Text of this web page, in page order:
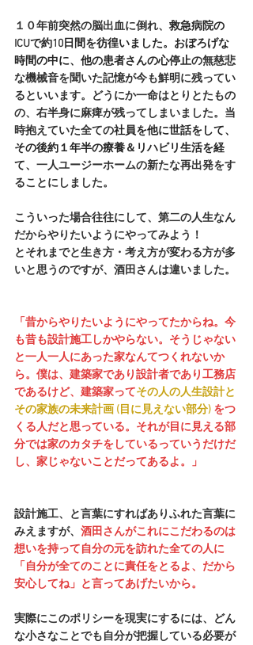
１０年前突然の脳出血に倒れ、救急病院の
ICUで約10日間を彷徨いました。おぼろげな
時間の中に、他の患者さんの心停止の無慈悲
な機械音を聞いた記憶が今も鮮明に残ってい
るといいます。どうにか一命はとりとたもの
の、右半身に麻痺が残ってしまいました。当
時抱えていた全ての社員を他に世話をして、
その後約１年半の療養＆リハビリ生活を経
て、 一人ユージーホームの新たな再出発をす
ることにしました。
こういった場合往往にして、第二の人生なん
だからやりたいようにやってみよう！
とそれまでと生き方・考え方が変わる方が多
いと思うのですが、酒田さんは違いました。
「昔からやりたいようにやってたからね。今
も昔も設計施工しかやらない。そうじゃない
と一人一人にあった家なんてつくれないか
ら。僕は、建築家であり設計者であり工務店
であるけど、建築家ってその人の人生設計と
その家族の未来計画 (目に見えない部分) をつ
くる人だと思っている。それが目に見える部
分では家のカタチをしているっていうだけだ
し、家じゃないことだってあるよ。」
設計施工、と言葉にすればありふれた言葉に
みえますが、 酒田さんがこれにこだわるのは
想いを持って自分の元を訪れた全ての人に
「自分が全てのことに責任をとるよ、だから
安心してね」と言ってあげたいから。
実際にこのポリシーを現実にするには、どん
な小さなことでも自分が把握している必要が